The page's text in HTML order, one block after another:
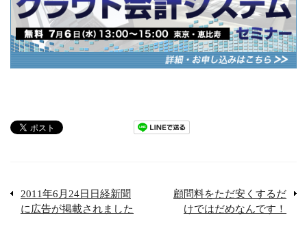
2011年6月24日日経新聞
に広告が掲載されました
顧問料をただ安くするだ
けではだめなんです！